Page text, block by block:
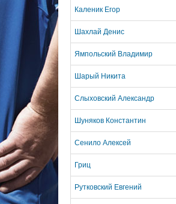
Каленик Егор
Шахлай Денис
Ямпольский Владимир
Шарый Никита
Слыховский Александр
Шуняков Константин
Сенило Алексей
Гриц
Рутковский Евгений